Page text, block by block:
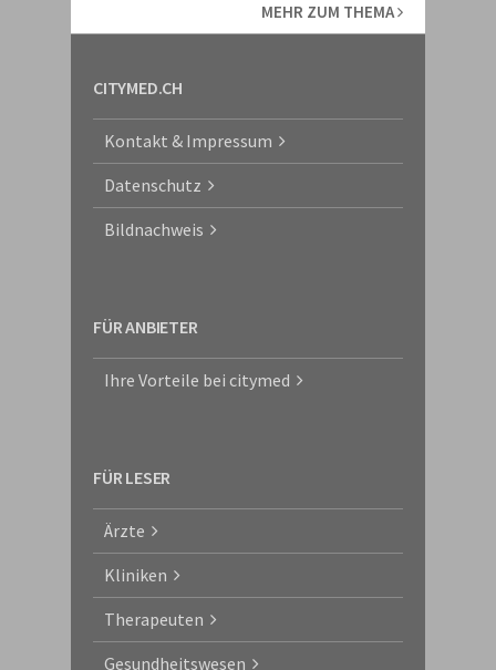
MEHR ZUM THEMA
CITYMED.CH
Kontakt & Impressum
Datenschutz
Bildnachweis
FÜR ANBIETER
Ihre Vorteile bei citymed
FÜR LESER
Ärzte
Kliniken
Therapeuten
Gesundheitswesen